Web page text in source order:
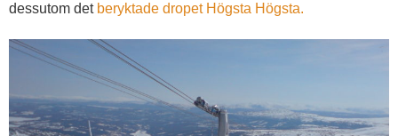
dessutom det beryktade dropet Högsta Högsta.